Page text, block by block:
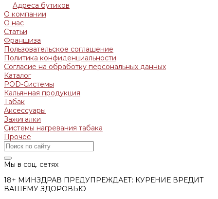
Адреса бутиков
О компании
О нас
Статьи
Франшиза
Пользовательское соглашение
Политика конфиденциальности
Согласие на обработку персональных данных
Каталог
POD-Системы
Кальянная продукция
Табак
Аксессуары
Зажигалки
Системы нагревания табака
Прочее
Мы в соц. сетях
18+ МИНЗДРАВ ПРЕДУПРЕЖДАЕТ: КУРЕНИЕ ВРЕДИТ
ВАШЕМУ ЗДОРОВЬЮ